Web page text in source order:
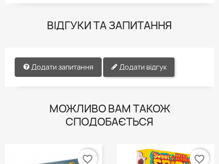
ВІДГУКИ ТА ЗАПИТАННЯ
Додати запитання Додати відгук
МОЖЛИВО ВАМ ТАКОЖ
СПОДОБАЄТЬСЯ
favorite_border favorite_border